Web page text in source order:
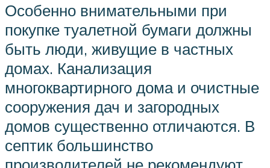
Особенно внимательными при
покупке туалетной бумаги должны
быть люди, живущие в частных
домах. Канализация
многоквартирного дома и очистные
сооружения дач и загородных
домов существенно отличаются. В
септик большинство